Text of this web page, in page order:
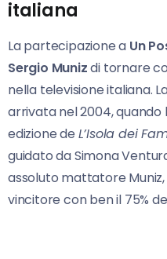
italiana
La partecipazione a Un
Sergio Munizdi tornare
nella televisione italiana.
arrivata nel 2004,
edizione de L’Isola dei
guidato da Simona
assoluto mattatore
vincitore con ben il 75%